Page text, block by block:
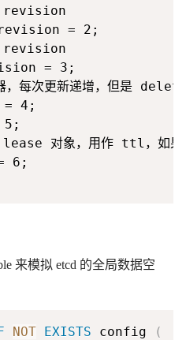
来模拟 etcd 的全局数据空
NOT EXISTS config
(